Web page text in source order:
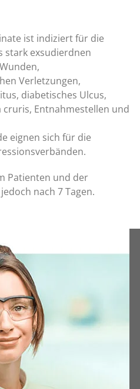
ist indiziert für die
stark exsudierdnen
Verletzungen,
diabetisches Ulcus,
Entnahmestellen und
eignen sich für die
Patienten und der
nach 7 Tagen.